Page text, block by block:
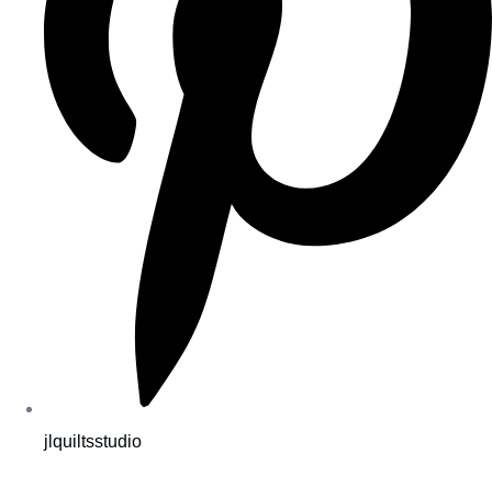
jlquiltsstudio